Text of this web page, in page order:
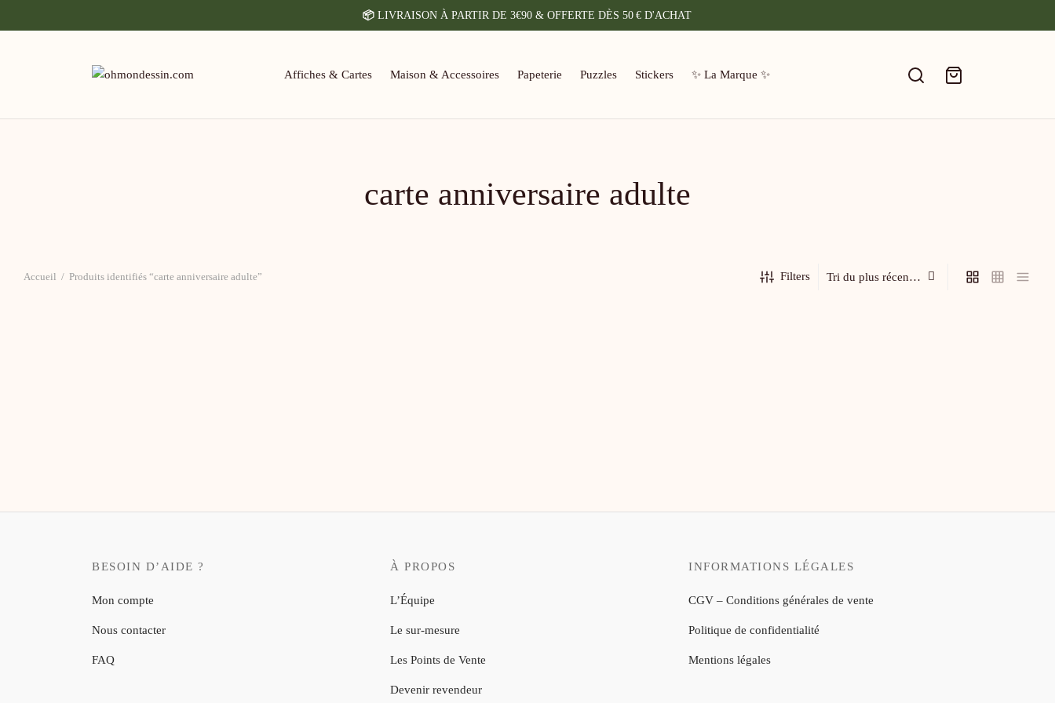
📦LIVRAISON À PARTIR DE 3€90 & OFFERTE DÈS 50 € D'ACHAT
Affiches & Cartes Maison & Accessoires Papeterie Puzzles Stickers ✨ La Marque ✨
carte anniversaire adulte
Accueil / Produits identifiés “carte anniversaire adulte” Filters
BESOIN D’AIDE ?
Mon compte
Nous contacter
FAQ
À PROPOS
L’Équipe
Le sur-mesure
Les Points de Vente
Devenir revendeur
INFORMATIONS LÉGALES
CGV – Conditions générales de vente
Politique de confidentialité
Mentions légales